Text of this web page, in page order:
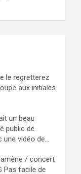
le regretterez
aux initiales
un beau
public de
vidéo de...
/ concert
Pas facile de